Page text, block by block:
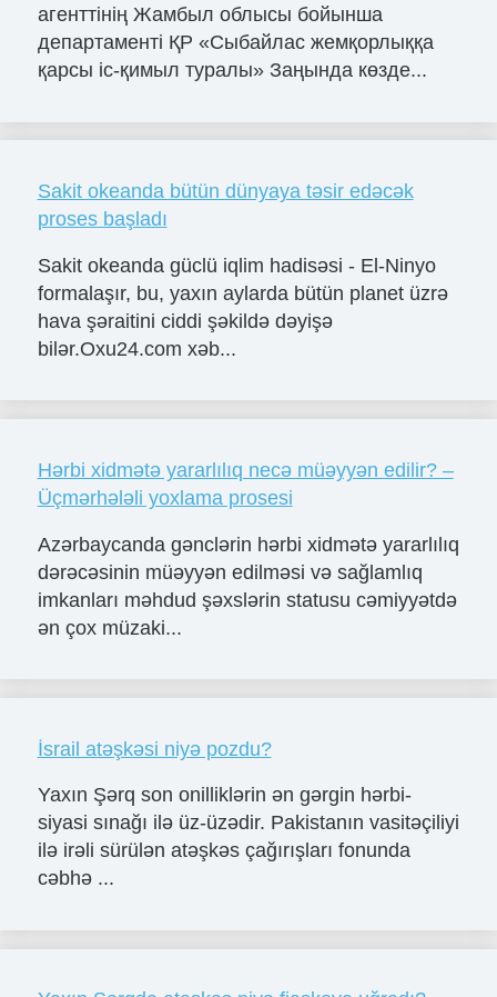
агенттінің Жамбыл облысы бойынша
департаменті ҚР «Сыбайлас жемқорлыққа
қарсы іс-қимыл туралы» Заңында көзде...
Sakit okeanda bütün dünyaya təsir edəcək
proses başladı
Sakit okeanda güclü iqlim hadisəsi - El-Ninyo
formalaşır, bu, yaxın aylarda bütün planet üzrə
hava şəraitini ciddi şəkildə dəyişə
bilər.Oxu24.com xəb...
Hərbi xidmətə yararlılıq necə müəyyən edilir? –
Üçmərhələli yoxlama prosesi
Azərbaycanda gənclərin hərbi xidmətə yararlılıq
dərəcəsinin müəyyən edilməsi və sağlamlıq
imkanları məhdud şəxslərin statusu cəmiyyətdə
ən çox müzaki...
İsrail atəşkəsi niyə pozdu?
Yaxın Şərq son onilliklərin ən gərgin hərbi-
siyasi sınağı ilə üz-üzədir. Pakistanın vasitəçiliyi
ilə irəli sürülən atəşkəs çağırışları fonunda
cəbhə ...